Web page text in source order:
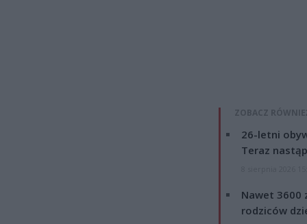
ZOBACZ
26-letni
Teraz
Nawet 3600
rodziców